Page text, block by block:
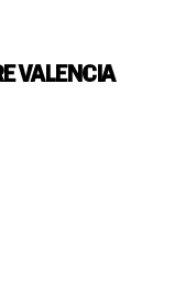
VALENCIA